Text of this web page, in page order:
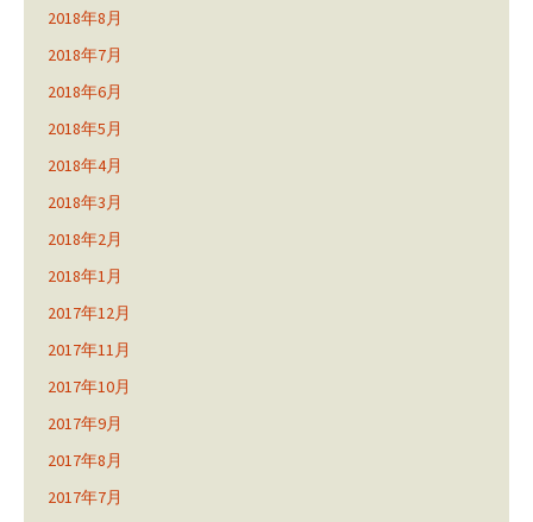
2018年8月
2018年7月
2018年6月
2018年5月
2018年4月
2018年3月
2018年2月
2018年1月
2017年12月
2017年11月
2017年10月
2017年9月
2017年8月
2017年7月